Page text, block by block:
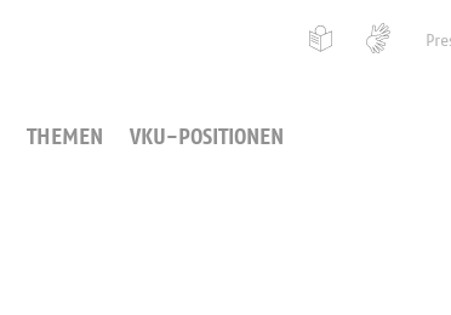
THEMEN VKU-POSITIONEN